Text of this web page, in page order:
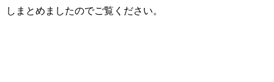
しまとめましたのでご覧ください。